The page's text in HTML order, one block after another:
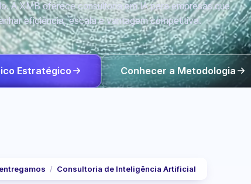
A XMB oferece consultoria em IA para empresas que
eficiência, escala e vantagem competitiva.
Estratégico Conhecer a Metodologia
/ Consultoria de Inteligência Artificial